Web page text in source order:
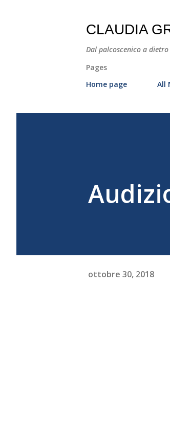
CLAUDIA
Dal palcoscenico a
Pages
Home page
All
ottobre 30, 2018